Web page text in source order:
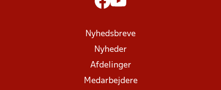
Nyhedsbreve
Nyheder
Afdelinger
Medarbejdere